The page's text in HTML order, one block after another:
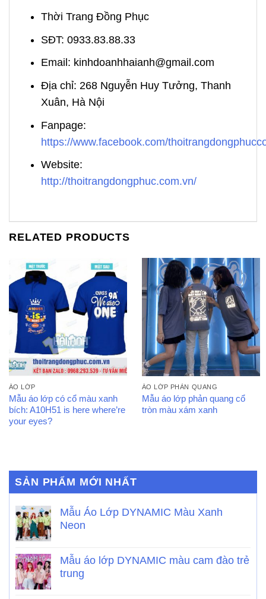
Thời Trang Đồng Phục
SĐT: 0933.83.88.33
Email: kinhdoanhhaianh@gmail.com
Địa chỉ: 268 Nguyễn Huy Tưởng, Thanh
Xuân, Hà Nội
Fanpage:
https://www.facebook.com/
Website:
http://thoitrangdongphuc.com.vn/
RELATED PRODUCTS
ÁO LỚP
Mẫu áo lớp có cổ màu xanh
bích: A10H51 is here where’re
your eyes?
ÁO LỚP PHẢN QUANG
Mẫu áo lớp phản quang cổ
tròn màu xám xanh
SẢN PHẨM MỚI NHẤT
Mẫu Áo Lớp DYNAMIC Màu Xanh
Neon
Mẫu áo lớp DYNAMIC màu cam đào trẻ
trung